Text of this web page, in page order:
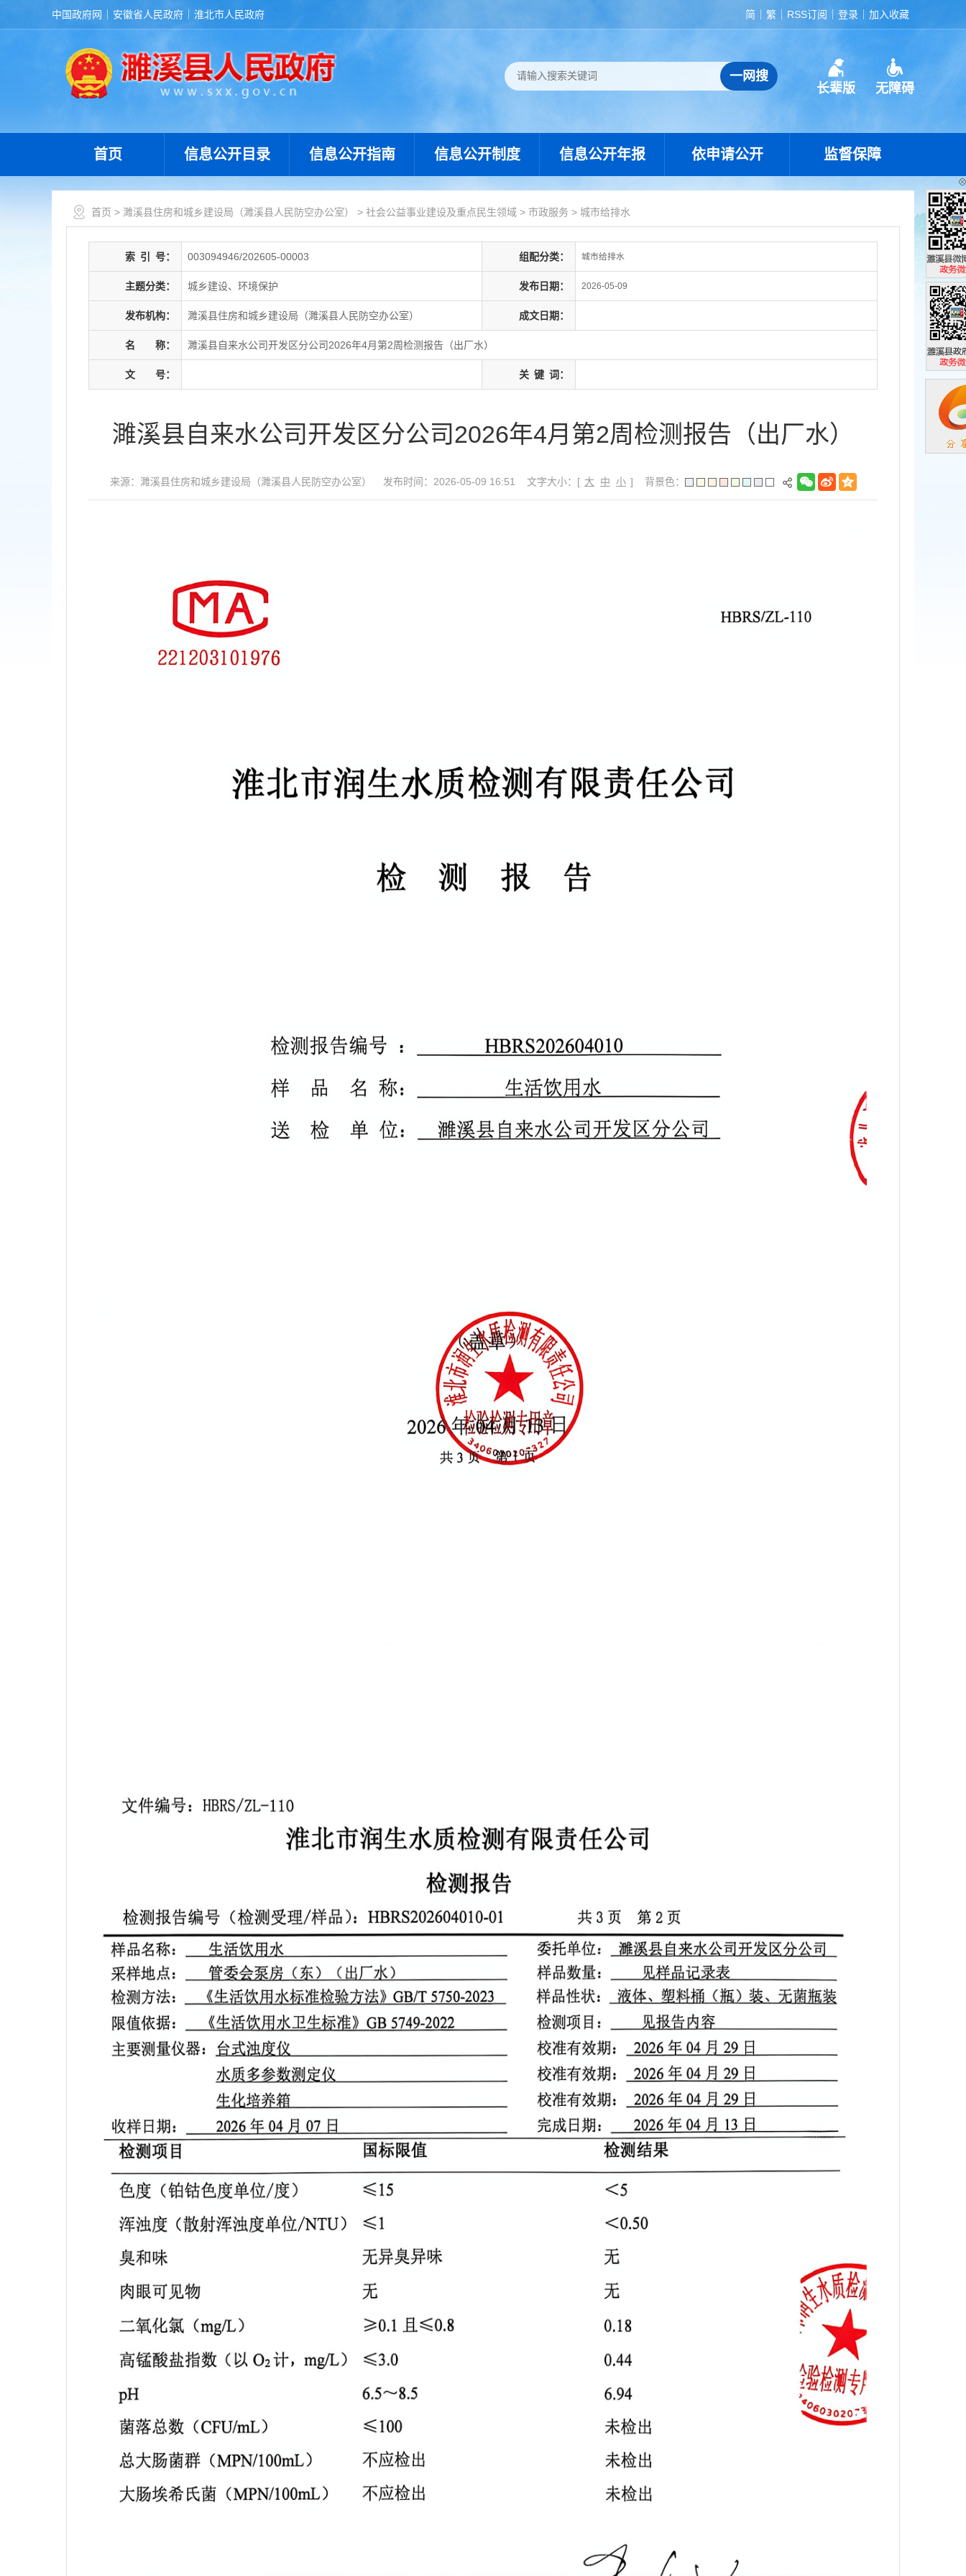
中国政府网 安徽省人民政府 淮北市人民政府 简 繁 RSS订阅 登录 加入收藏
长辈版 无障碍
首页 信息公开目录 信息公开指南 信息公开制度 信息公开年报 依申请公开 监督保障
首页 > 濉溪县住房和城乡建设局（濉溪县人民防空办公室） > 社会公益事业建设及重点民生领域 > 市政服务 > 城市给排水
索 引 号： 003094946/202605-00003 组配分类： 城市给排水
主题分类： 城乡建设、环境保护 发布日期： 2026-05-09
发布机构： 濉溪县住房和城乡建设局（濉溪县人民防空办公室） 成文日期：
名 称： 濉溪县自来水公司开发区分公司2026年4月第2周检测报告（出厂水）
文 号： 关 键 词：
濉溪县自来水公司开发区分公司2026年4月第2周检测报告（出厂水）
来源：濉溪县住房和城乡建设局（濉溪县人民防空办公室） 发布时间：2026-05-09 16:51 文字大小：[ 大 中 小 ] 背景色：
濉溪县政
政务微博
濉溪县政
政务微信